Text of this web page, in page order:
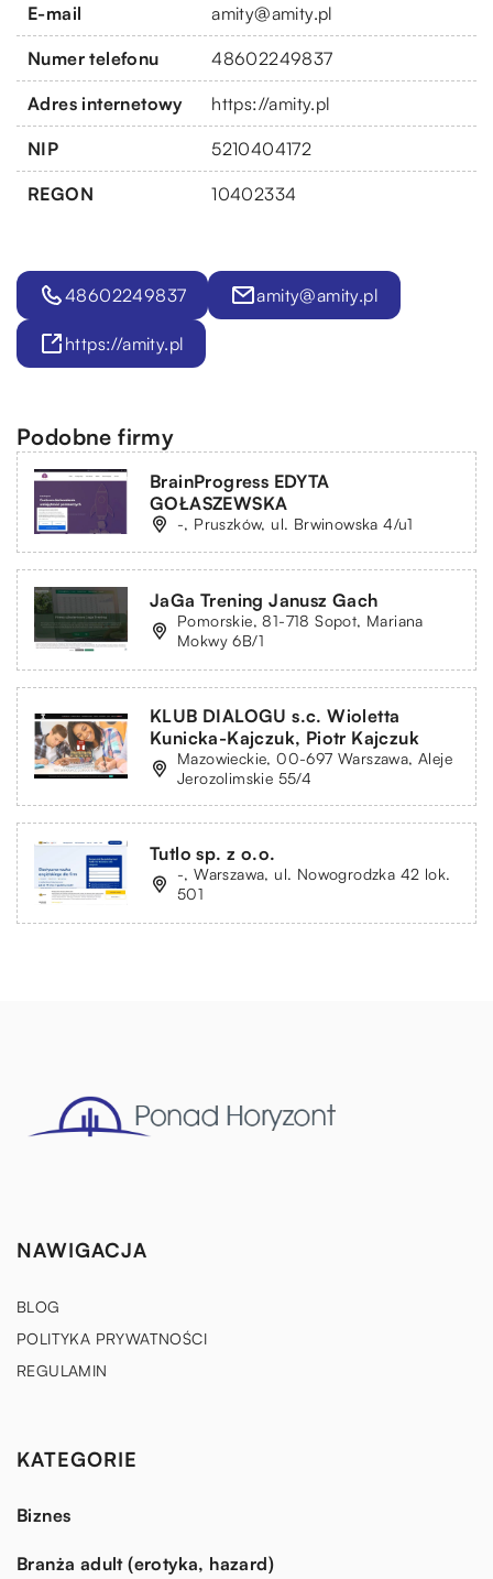
E-mail amity@amity.pl
Numer telefonu 48602249837
Adres internetowy https://amity.pl
NIP 5210404172
REGON 10402334
48602249837 amity@amity.pl
https://amity.pl
Podobne firmy
BrainProgress EDYTA
GOŁASZEWSKA
-, Pruszków, ul. Brwinowska 4/u1
JaGa Trening Janusz Gach
Pomorskie, 81-718 Sopot, Mariana
Mokwy 6B/1
KLUB DIALOGU s.c. Wioletta
Kunicka-Kajczuk, Piotr Kajczuk
Mazowieckie, 00-697 Warszawa, Aleje
Jerozolimskie 55/4
Tutlo sp. z o.o.
-, Warszawa, ul. Nowogrodzka 42 lok.
501
NAWIGACJA
BLOG
POLITYKA PRYWATNOŚCI
REGULAMIN
KATEGORIE
Biznes
Branża adult (erotyka, hazard)